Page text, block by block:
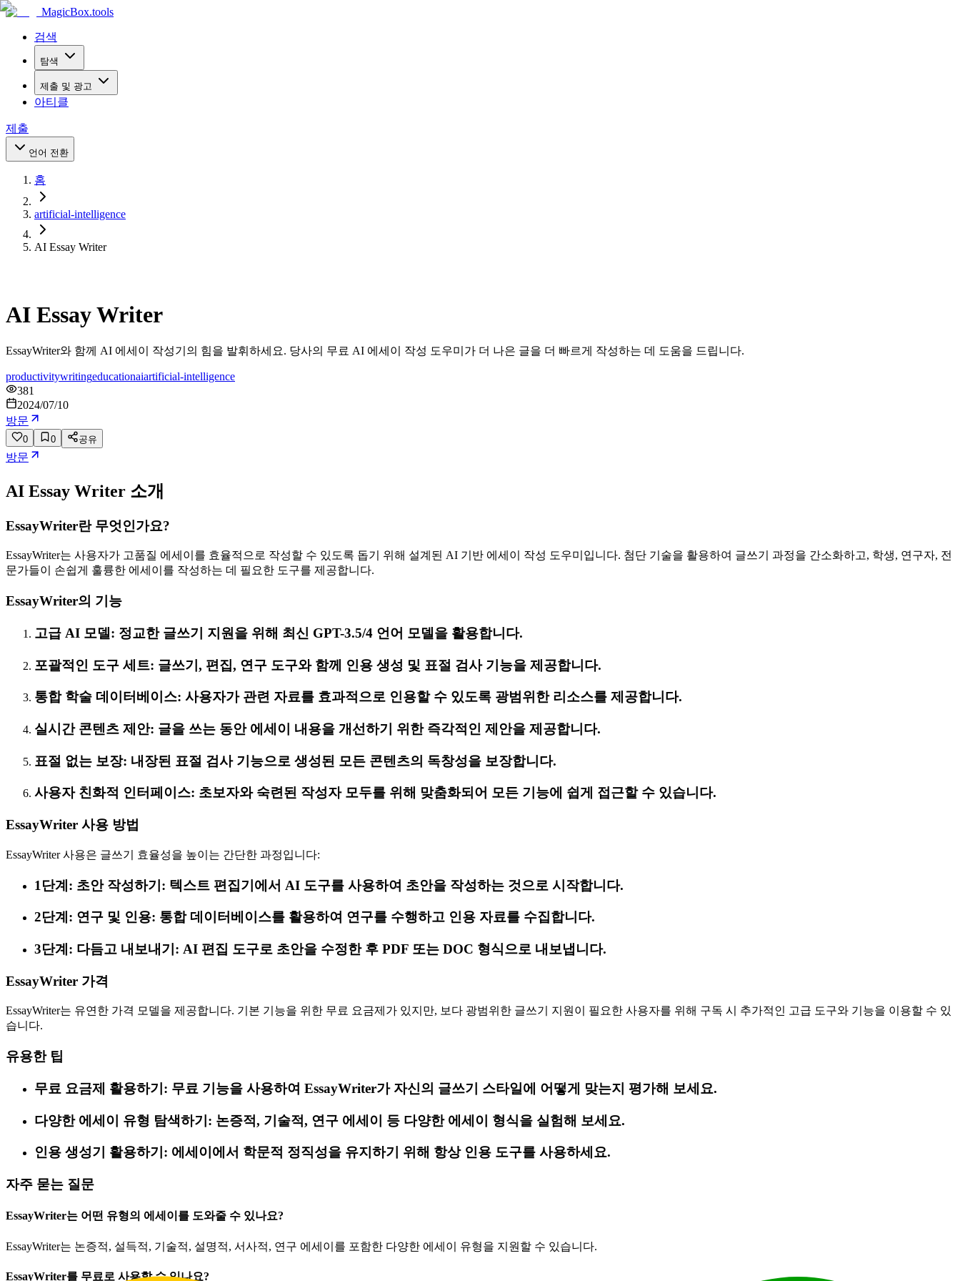
MagicBox.tools
검색
탐색
제출 및 광고
아티클
제출
언어 전환
홈
artificial-intelligence
AI Essay Writer
AI Essay Writer
EssayWriter와 함께 AI 에세이 작성기의 힘을 발휘하세요. 당사의 무료 AI 에세이 작성 도우미가 더 나은 글을 더 빠르게 작성하는 데 도움을 드립니다.
productivitywritingeducationaiartificial-intelligence
381
2024/07/10
방문
0 0 공유
방문
AI Essay Writer 소개
EssayWriter란 무엇인가요?
EssayWriter는 사용자가 고품질 에세이를 효율적으로 작성할 수 있도록 돕기 위해 설계된 AI 기반 에세이 작성 도우미입니다. 첨단 기술을 활용하여 글쓰기 과정을 간소화하고, 학생, 연구자, 전
문가들이 손쉽게 훌륭한 에세이를 작성하는 데 필요한 도구를 제공합니다.
EssayWriter의 기능
고급 AI 모델: 정교한 글쓰기 지원을 위해 최신 GPT-3.5/4 언어 모델을 활용합니다.
포괄적인 도구 세트: 글쓰기, 편집, 연구 도구와 함께 인용 생성 및 표절 검사 기능을 제공합니다.
통합 학술 데이터베이스: 사용자가 관련 자료를 효과적으로 인용할 수 있도록 광범위한 리소스를 제공합니다.
실시간 콘텐츠 제안: 글을 쓰는 동안 에세이 내용을 개선하기 위한 즉각적인 제안을 제공합니다.
표절 없는 보장: 내장된 표절 검사 기능으로 생성된 모든 콘텐츠의 독창성을 보장합니다.
사용자 친화적 인터페이스: 초보자와 숙련된 작성자 모두를 위해 맞춤화되어 모든 기능에 쉽게 접근할 수 있습니다.
EssayWriter 사용 방법
EssayWriter 사용은 글쓰기 효율성을 높이는 간단한 과정입니다:
1단계: 초안 작성하기: 텍스트 편집기에서 AI 도구를 사용하여 초안을 작성하는 것으로 시작합니다.
2단계: 연구 및 인용: 통합 데이터베이스를 활용하여 연구를 수행하고 인용 자료를 수집합니다.
3단계: 다듬고 내보내기: AI 편집 도구로 초안을 수정한 후 PDF 또는 DOC 형식으로 내보냅니다.
EssayWriter 가격
EssayWriter는 유연한 가격 모델을 제공합니다. 기본 기능을 위한 무료 요금제가 있지만, 보다 광범위한 글쓰기 지원이 필요한 사용자를 위해 구독 시 추가적인 고급 도구와 기능을 이용할 수 있
습니다.
유용한 팁
무료 요금제 활용하기: 무료 기능을 사용하여 EssayWriter가 자신의 글쓰기 스타일에 어떻게 맞는지 평가해 보세요.
다양한 에세이 유형 탐색하기: 논증적, 기술적, 연구 에세이 등 다양한 에세이 형식을 실험해 보세요.
인용 생성기 활용하기: 에세이에서 학문적 정직성을 유지하기 위해 항상 인용 도구를 사용하세요.
자주 묻는 질문
EssayWriter는 어떤 유형의 에세이를 도와줄 수 있나요?
EssayWriter는 논증적, 설득적, 기술적, 설명적, 서사적, 연구 에세이를 포함한 다양한 에세이 유형을 지원할 수 있습니다.
EssayWriter를 무료로 사용할 수 있나요?